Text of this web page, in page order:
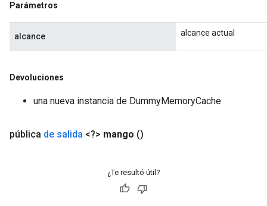
Parámetros
alcance alcance actual
Devoluciones
una nueva instancia de DummyMemoryCache
pública de salida <?> mango ()
¿Te resultó útil?